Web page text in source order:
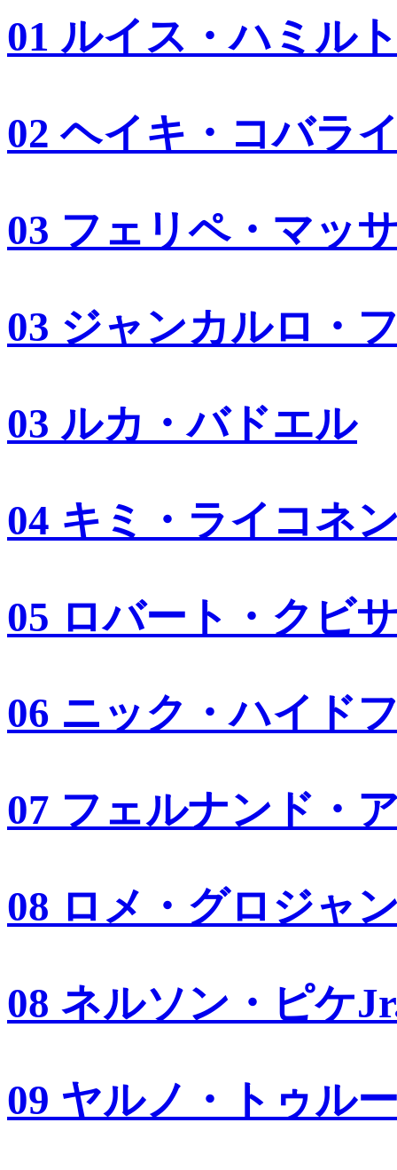
01 ルイス・ハミル
02 ヘイキ・コバラ
03 フェリペ・マッ
03 ジャンカルロ・
03 ルカ・バドエル
04 キミ・ライコネ
05 ロバート・クビ
06 ニック・ハイド
07 フェルナンド・
08 ロメ・グロジャ
08 ネルソン・ピケ
09 ヤルノ・トゥル